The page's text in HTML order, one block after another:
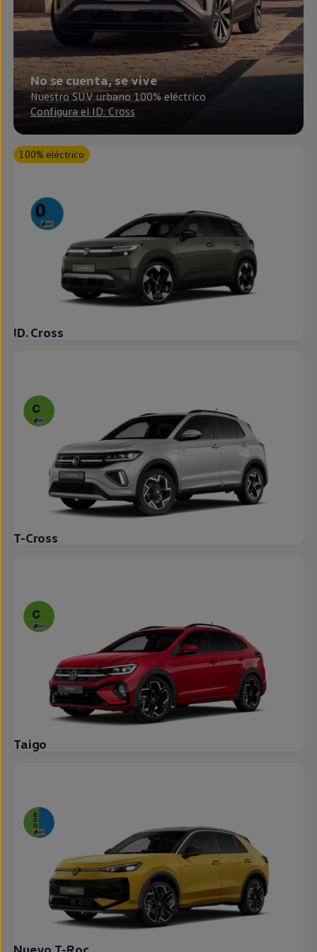
Passat
Touareg
t-roc-1
Asistencia en carretera
No se cuenta, se vive
Nuestro SUV urbano 100% eléctrico
Configura el ID. Cross
100% eléctrico
ID. Cross
T-Cross
Taigo